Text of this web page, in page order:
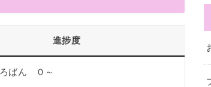
進捗度
ばん ０～